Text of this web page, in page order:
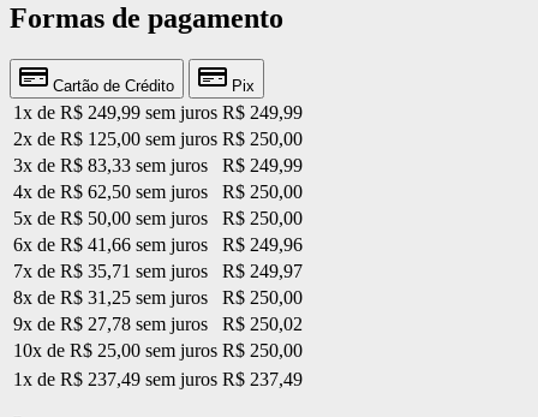
Formas de pagamento
Cartão de Crédito Pix
1x de R$ 249,99 sem juros R$ 249,99
2x de R$ 125,00 sem juros R$ 250,00
3x de R$ 83,33 sem juros
R$ 249,99
4x de R$ 62,50 sem juros
R$ 250,00
5x de R$ 50,00 sem juros
R$ 250,00
6x de R$ 41,66 sem juros
R$ 249,96
7x de R$ 35,71 sem juros
R$ 249,97
8x de R$ 31,25 sem juros
R$ 250,00
9x de R$ 27,78 sem juros
R$ 250,02
10x de R$ 25,00 sem juros R$ 250,00
1x de R$ 237,49 sem juros R$ 237,49